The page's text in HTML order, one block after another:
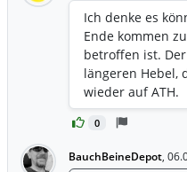
0
Ich denke es
Ende kommen
betroffen ist.
längeren Hebel,
wieder auf ATH.
BauchBeineDepot,